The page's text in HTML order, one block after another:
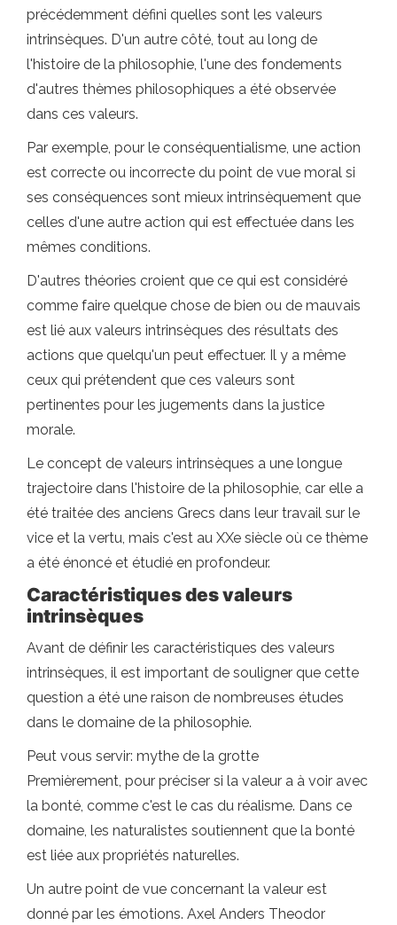
précédemment défini quelles sont les valeurs
intrinsèques. D'un autre côté, tout au long de
l'histoire de la philosophie, l'une des fondements
d'autres thèmes philosophiques a été observée
dans ces valeurs.
Par exemple, pour le conséquentialisme, une action
est correcte ou incorrecte du point de vue moral si
ses conséquences sont mieux intrinsèquement que
celles d'une autre action qui est effectuée dans les
mêmes conditions.
D'autres théories croient que ce qui est considéré
comme faire quelque chose de bien ou de mauvais
est lié aux valeurs intrinsèques des résultats des
actions que quelqu'un peut effectuer. Il y a même
ceux qui prétendent que ces valeurs sont
pertinentes pour les jugements dans la justice
morale.
Le concept de valeurs intrinsèques a une longue
trajectoire dans l'histoire de la philosophie, car elle a
été traitée des anciens Grecs dans leur travail sur le
vice et la vertu, mais c'est au XXe siècle où ce thème
a été énoncé et étudié en profondeur.
Caractéristiques des valeurs
intrinsèques
Avant de définir les caractéristiques des valeurs
intrinsèques, il est important de souligner que cette
question a été une raison de nombreuses études
dans le domaine de la philosophie.
Peut vous servir: mythe de la grotte
Premièrement, pour préciser si la valeur a à voir avec
la bonté, comme c'est le cas du réalisme. Dans ce
domaine, les naturalistes soutiennent que la bonté
est liée aux propriétés naturelles.
Un autre point de vue concernant la valeur est
donné par les émotions. Axel Anders Theodor